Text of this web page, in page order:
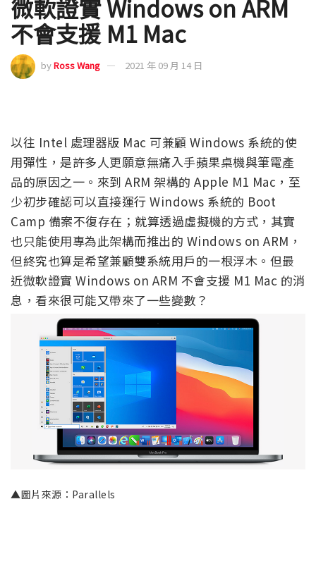
微軟證實 Windows on ARM
不會支援 M1 Mac
byRoss Wang 2021 年 09 月 14 日
以往 Intel 處理器版 Mac 可兼顧 Windows 系統的使
用彈性，是許多人更願意無痛入手蘋果桌機與筆電產
品的原因之一。來到 ARM 架構的 Apple M1 Mac，至
少初步確認可以直接運行 Windows 系統的 Boot
Camp 備案不復存在；就算透過虛擬機的方式，其實
也只能使用專為此架構而推出的 Windows on ARM，
但終究也算是希望兼顧雙系統用戶的一根浮木。但最
近微軟證實 Windows on ARM 不會支援 M1 Mac 的消
息，看來很可能又帶來了一些變數？
▲圖片來源：Parallels